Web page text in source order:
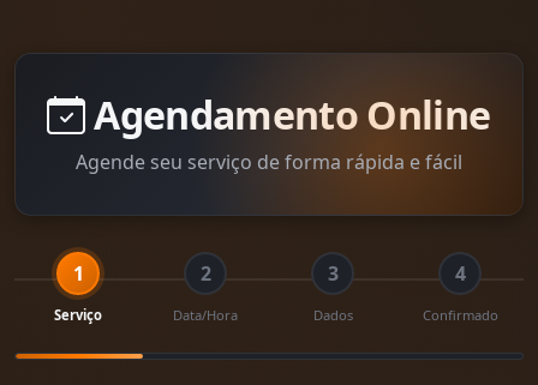
Agendamento Online
Agende seu serviço de forma rápida e fácil
1
Serviço
2
Data/Hora
3
Dados
4
Confirmado